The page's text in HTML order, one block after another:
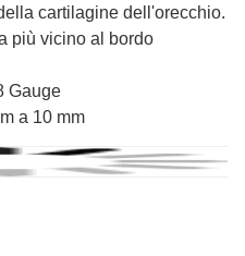
cartilagine dell'orecchio.
più vicino al bordo
Gauge
a 10 mm